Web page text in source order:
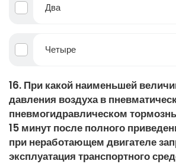
Два
Четыре
16. При какой наименьшей
давления воздуха в
пневмогидравлическом
15 минут после полного
при неработающем двигателе
эксплуатация транспортного